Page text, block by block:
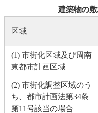
建築物の
区域
(1) 市街化区域及び周南
東都市計画区域
(2) 市街化調整区域のう
ち、都市計画法第34条
第11号該当の場合